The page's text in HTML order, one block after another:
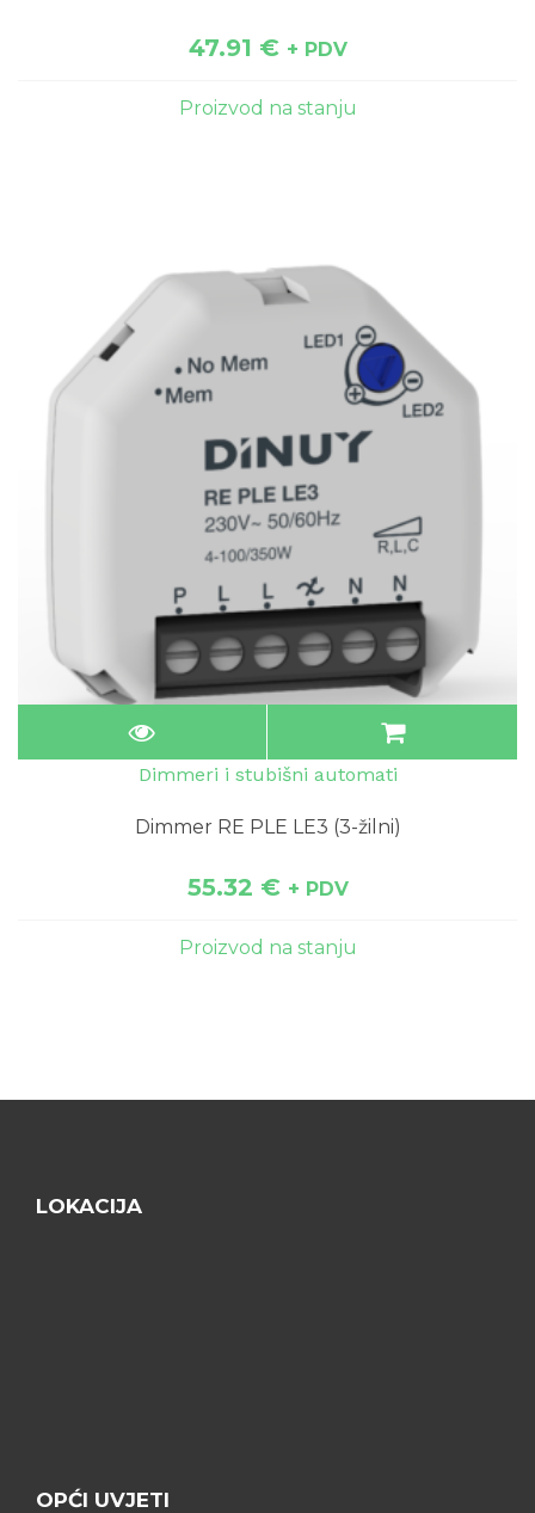
47.91 € + PDV
Proizvod na stanju
Dimmeri i stubišni automati
Dimmer RE PLE LE3 (3-žilni)
55.32 € + PDV
Proizvod na stanju
LOKACIJA
OPĆI UVJETI